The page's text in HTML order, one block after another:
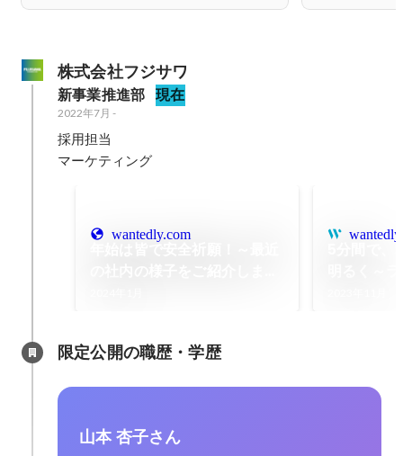
株式会社フジサワ
新事業推進部 現在
2022年7月 -
採用担当
マーケティング
wantedly.com
限定公開の職歴・学歴
山本 杏子さん